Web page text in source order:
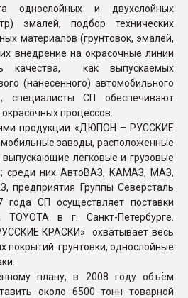
однослойных и двухслойных
эмалей, подбор технических
материалов (грунтовок, эмалей,
внедрение на окрасочные линии
качества, как выпускаемых
(нанесённого) автомобильного
специалисты СП обеспечивают
процессов.
продукции «ДЮПОН – РУССКИЕ
заводы, расположенные
легковые и грузовые
среди них АвтоВАЗ, КАМАЗ, МАЗ,
предприятия Группы Северсталь
СП осуществляет поставки
в г. Санкт-Петербурге.
КРАСКИ» охватывает весь
покрытий: грунтовки, однослойные
плану, в 2008 году объём
около 6500 тонн товарной